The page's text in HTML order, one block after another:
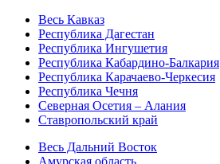
Весь Кавказ
Республика Дагестан
Республика Ингушетия
Республика Кабардино-Балкария
Республика Карачаево-Черкесия
Республика Чечня
Северная Осетия – Алания
Ставропольский край
Весь Дальний Восток
Амурская область